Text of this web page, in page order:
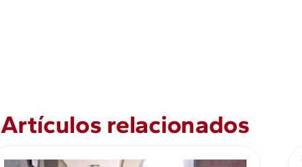
Artículos relacionados